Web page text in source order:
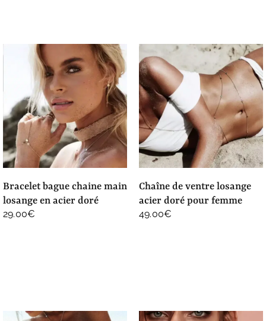
bracelet bague chaine main
losange en acier doré
29.00€
chaîne de ventre losange
acier doré pour femme
49.00€